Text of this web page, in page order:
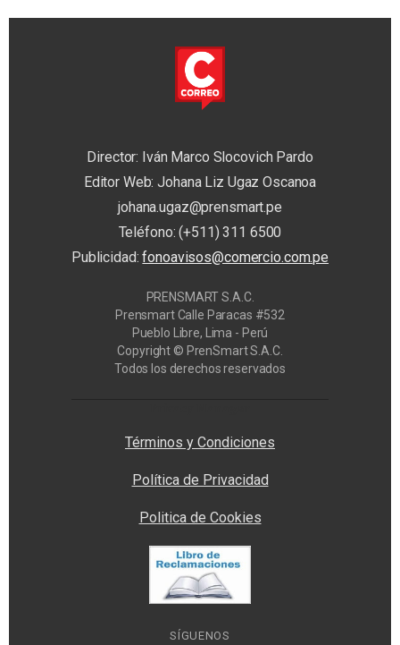
Director: Iván Marco Slocovich Pardo
Editor Web: Johana Liz Ugaz Oscanoa
johana.ugaz@prensmart.pe
Teléfono: (+511) 311 6500
Publicidad:fonoavisos@comercio.com.pe
PRENSMART S.A.C.
Prensmart Calle Paracas #532
Pueblo Libre, Lima - Perú
Copyright © PrenSmart S.A.C.
Todos los derechos reservados
Términos y Condiciones
Política de Privacidad
Politica de Cookies
SÍGUENOS